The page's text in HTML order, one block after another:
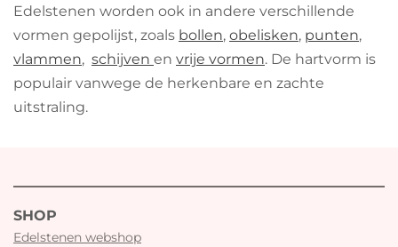
Edelstenen worden ook in andere verschillende
vormen gepolijst, zoals bollen, obelisken, punten,
vlammen, schijven en vrije vormen. De hartvorm is
populair vanwege de herkenbare en zachte
uitstraling.
SHOP
Edelstenen webshop